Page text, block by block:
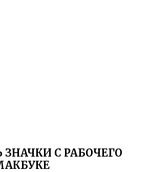
ЗНАЧКИ С РАБОЧЕГО